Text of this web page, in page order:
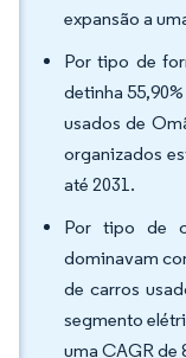
expansão a
Por tipo de
detinha
usados de
organizados
até 2031.
Por tipo de
dominavam
de carros
segmento
uma CAGR de